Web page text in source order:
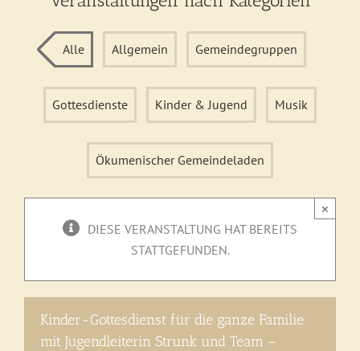
Alle Allgemein Gemeindegruppen
Gottesdienste Kinder & Jugend Musik
Ökumenischer Gemeindeladen
×
DIESE VERANSTALTUNG HAT BEREITS
STATTGEFUNDEN.
Kinder-Gottesdienst für die ganze Familie
mit Jugendleiterin Strunk und Team –